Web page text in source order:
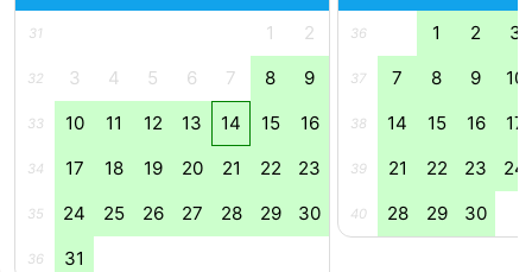
Zwin
Brugge
Gent
De
Heist
Zeebrugge
31 1 2
32 3 4 5 6 7 8 9
33 10 11 12 13 14 15 16
34 17 18 19 20 21 22 23
35 24 25 26 27 28 29 30
36 31
36 1 2 3
37 7 8 9 10
38 14 15 16 17
39 21 22 23 24
40 28 29 30